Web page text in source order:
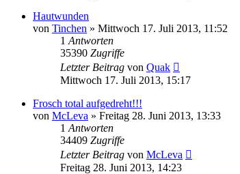
Hautwunden
von Tinchen » Mittwoch 17. Juli 2013, 11:52
1 Antworten
35390 Zugriffe
Letzter Beitrag von Quak
Mittwoch 17. Juli 2013, 15:17
Frosch total aufgedreht!!!
von McLeva » Freitag 28. Juni 2013, 13:33
1 Antworten
34409 Zugriffe
Letzter Beitrag von McLeva
Freitag 28. Juni 2013, 14:23